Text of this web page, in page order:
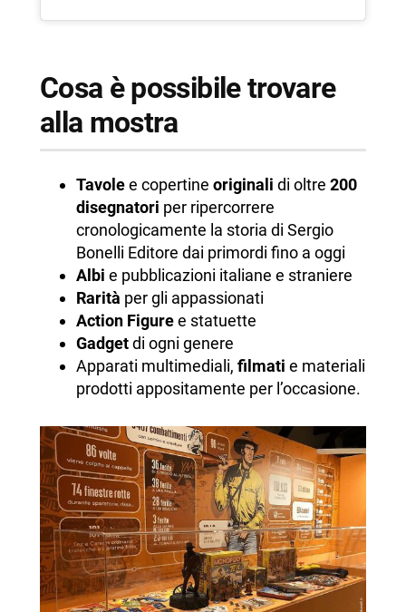
Cosa è possibile trovare
alla mostra
Tavolee copertine originali di oltre 200
disegnatori per ripercorrere
cronologicamente la storia di Sergio
Bonelli Editore dai primordi fino a oggi
Albi e pubblicazioni italiane e straniere
Rarità per gli appassionati
Action Figuree statuette
Gadgetdi ogni genere
Apparati multimediali, filmati e materiali
prodotti appositamente per l’occasione.